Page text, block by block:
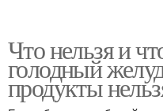
Что нельзя и
голодный
продукты